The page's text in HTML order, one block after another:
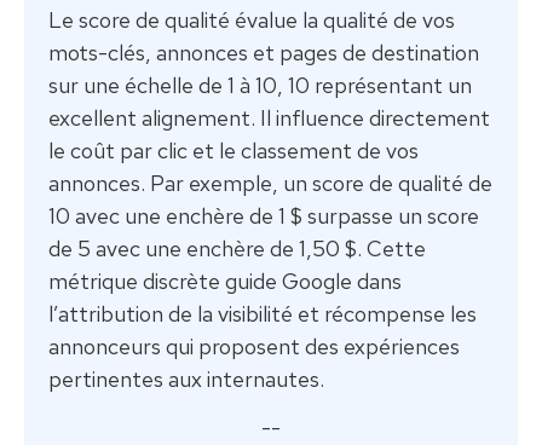
Le score de qualité évalue la qualité de vos
mots-clés, annonces et pages de destination
sur une échelle de 1 à 10, 10 représentant un
excellent alignement. Il influence directement
le coût par clic et le classement de vos
annonces. Par exemple, un score de qualité de
10 avec une enchère de 1 $ surpasse un score
de 5 avec une enchère de 1,50 $. Cette
métrique discrète guide Google dans
l’attribution de la visibilité et récompense les
annonceurs qui proposent des expériences
pertinentes aux internautes.
--